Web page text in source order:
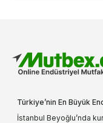
Türkiye’nin En Büyük
İstanbul Beyoğlu’nda